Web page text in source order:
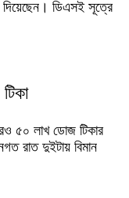
দিয়েছেন। ডিএসই সূত্রে
৫০ লাখ ডোজ টিকার
রাত দুইটায় বিমান